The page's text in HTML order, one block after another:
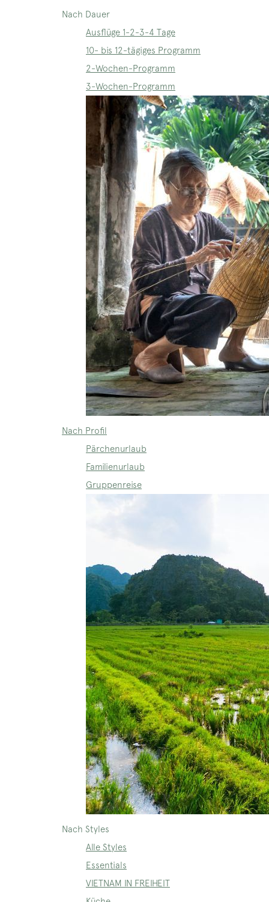
Nach Dauer
Ausflüge 1-2-3-4 Tage
10- bis 12-tägiges Programm
2-Wochen-Programm
3-Wochen-Programm
Nach Profil
Pärchenurlaub
Familienurlaub
Gruppenreise
Nach Styles
Alle Styles
Essentials
VIETNAM IN FREIHEIT